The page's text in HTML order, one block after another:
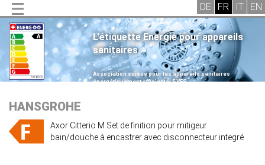
L'étiquette Energie pour appareils
sanitaires
.
Association suisse pour les appareils sanitaires
énergétiquement efficients, SVES
HANSGROHE
Axor Citterio M Set de finition pour mitigeur
bain/douche à encastrer avec disconnecteur integré